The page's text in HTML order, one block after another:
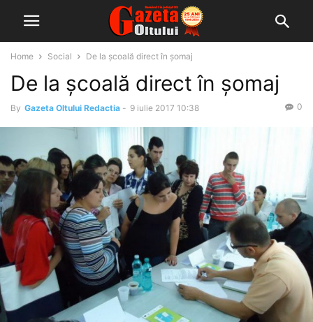
Home Social De la școală direct în șomaj
De la școală direct în șomaj
By Gazeta Oltului Redactia - 9 iulie 2017 10:38 0